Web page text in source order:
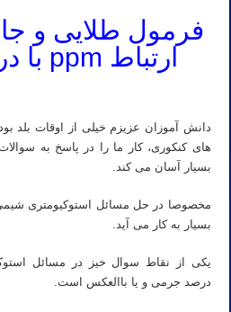
فرمول طلایی و
ارتباط ppm با درصد جرمی
دانش آموزان عزیزم خیلی از اوقات بلد
های کنکوری، کار ما را در پاسخ به
بسیار آسان می کند.
مخصوصا در حل مسائل استوکیومتری
بسیار به کار می آید.
درصد جرمی و یا باالعکس است.